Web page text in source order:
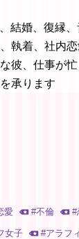
結婚、復縁
執着、社内恋
彼、仕事が
承ります
愛 #不倫 #
女子 #アラフ